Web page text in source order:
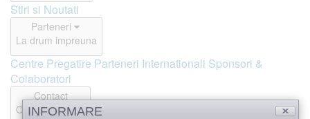
Stiri si Noutati
Parteneri
La drum impreuna
Centre Pregatire Parteneri Internationali Sponsori &
Colaboratori
Contact
Offline si Online
INFORMARE